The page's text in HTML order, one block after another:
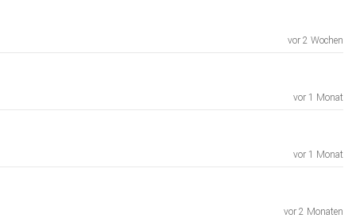
vor 2 Wochen
vor 1 Monat
vor 1 Monat
vor 2 Monaten